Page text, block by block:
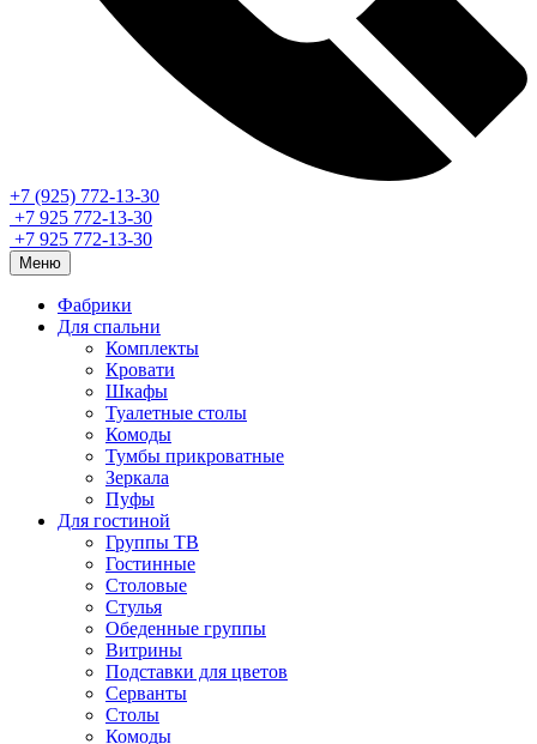
+7 (925) 772-13-30
+7 925 772-13-30
+7 925 772-13-30
Меню
Фабрики
Для спальни
Комплекты
Кровати
Шкафы
Туалетные столы
Комоды
Тумбы прикроватные
Зеркала
Пуфы
Для гостиной
Группы ТВ
Гостинные
Столовые
Стулья
Обеденные группы
Витрины
Подставки для цветов
Серванты
Столы
Комоды